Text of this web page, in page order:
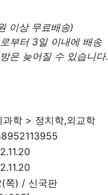
이상 무료배송)
부터 3일 이내에 배송
은 늦어질 수 있습니다.
과학 > 정치학,외교학
쪽) / 신국판